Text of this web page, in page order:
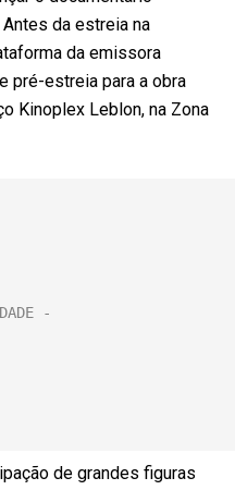
Antes da estreia na
da emissora
pré-estreia para a obra
Kinoplex Leblon, na Zona
de grandes figuras